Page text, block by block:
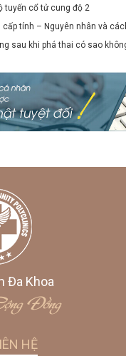
tuyến cổ tử cung độ 2
tính – Nguyên nhân và
sau khi phá thai có sao
Đa Khoa
Đồng
HỆ